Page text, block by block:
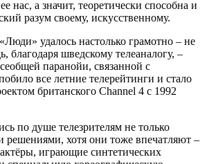
нас, а значит, теоретически способна и
разум своему, искусственному.
удалось настолько грамотно – не
благодаря шведскому телеаналогу, –
паранойи, связанной с
все летние телерейтинги и стало
британского Channel 4 с 1992
по душе телезрителям не только
решениями, хотя они тоже впечатляют –
играющие синтетических